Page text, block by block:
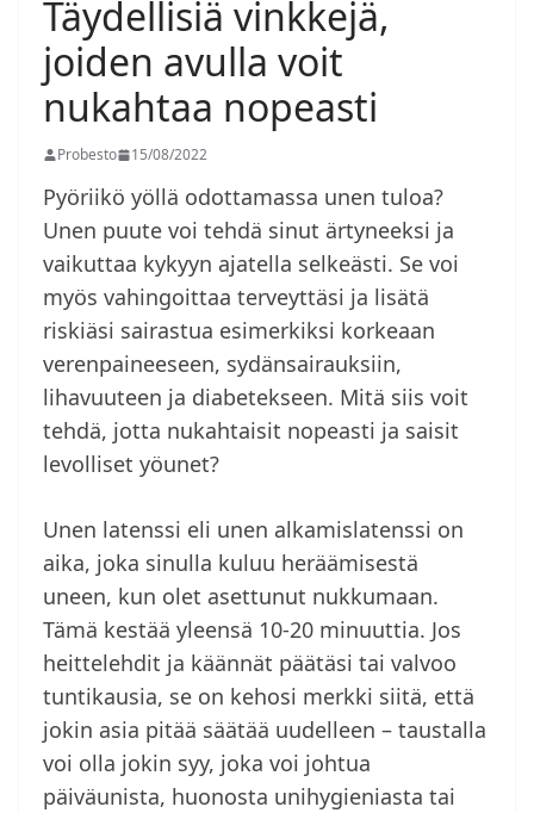
Täydellisiä vinkkejä,
joiden avulla voit
nukahtaa nopeasti
Probesto 15/08/2022
Pyöriikö yöllä odottamassa unen tuloa?
Unen puute voi tehdä sinut ärtyneeksi ja
vaikuttaa kykyyn ajatella selkeästi. Se voi
myös vahingoittaa terveyttäsi ja lisätä
riskiäsi sairastua esimerkiksi korkeaan
verenpaineeseen, sydänsairauksiin,
lihavuuteen ja diabetekseen. Mitä siis voit
tehdä, jotta nukahtaisit nopeasti ja saisit
levolliset yöunet?
Unen latenssi eli unen alkamislatenssi on
aika, joka sinulla kuluu heräämisestä
uneen, kun olet asettunut nukkumaan.
Tämä kestää yleensä 10-20 minuuttia. Jos
heittelehdit ja käännät päätäsi tai valvoo
tuntikausia, se on kehosi merkki siitä, että
jokin asia pitää säätää uudelleen – taustalla
voi olla jokin syy, joka voi johtua
päiväunista, huonosta unihygieniasta tai